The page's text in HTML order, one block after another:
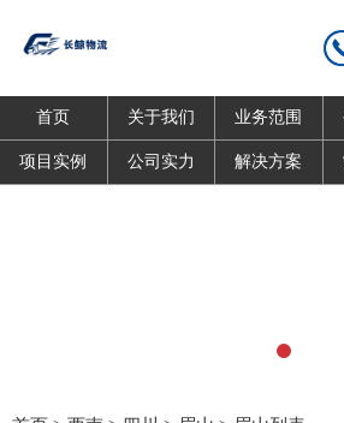
首页 关于我们 业务范围
项目实例 公司实力 解决方案